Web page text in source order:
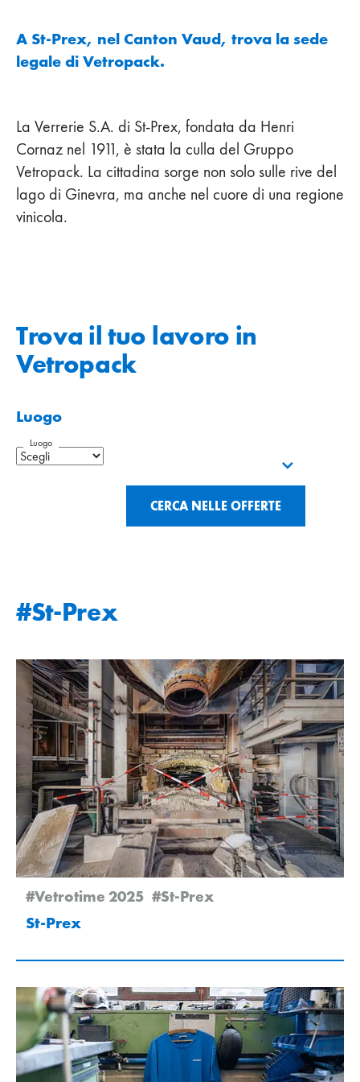
A St-Prex, nel Canton Vaud, trova la sede
legale di Vetropack.
La Verrerie S.A. di St-Prex, fondata da Henri
Cornaz nel 1911, è stata la culla del Gruppo
Vetropack. La cittadina sorge non solo sulle rive del
lago di Ginevra, ma anche nel cuore di una regione
vinicola.
Trova il tuo lavoro in
Vetropack
Luogo
Luogo
CERCA NELLE OFFERTE
#St-Prex
#Vetrotime 2025 #St-Prex
St-Prex